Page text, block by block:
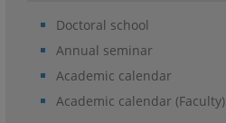
Doctoral school
Annual seminar
Academic calendar
Academic calendar (Faculty)